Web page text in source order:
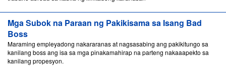
Mga Subok na Paraan ng Pakikisama sa Isang Bad
Boss
Maraming empleyadong nakararanas at nagsasabing ang pakikitungo sa
kanilang boss ang isa sa mga pinakamahirap na parteng nakaaapekto sa
kanilang propesyon.